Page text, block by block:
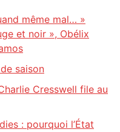
même mal… »
et noir », Obélix
saison
Cresswell file au
: pourquoi l’État